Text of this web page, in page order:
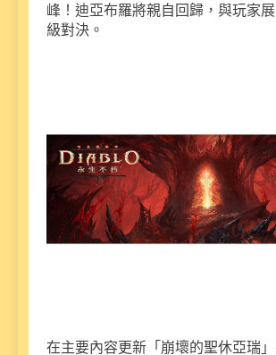
峰！迪亞布羅將親自回歸，與玩家
級對決。
在主要內容更新「崩壞的聖休亞瑞